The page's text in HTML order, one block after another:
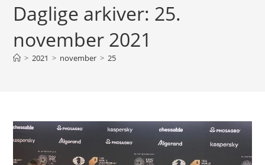
Daglige arkiver: 25.
november 2021
> 2021 > november > 25